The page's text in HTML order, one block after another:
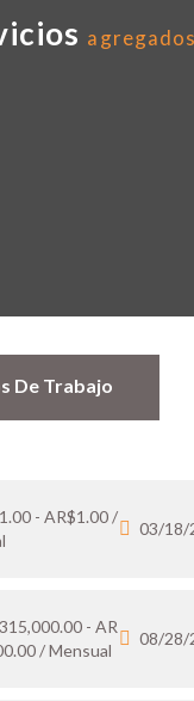
agregados
De Trabajo
- AR$1.00 /
03/18/
- AR
/ Mensual
08/28/